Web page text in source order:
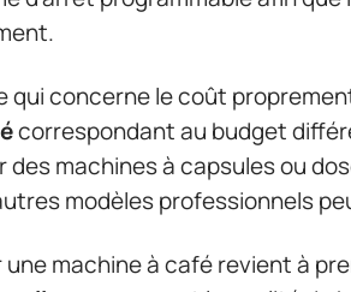
qui concerne le coût
correspondant au budget
des machines à capsules ou
modèles professionnels
une machine à café revient à